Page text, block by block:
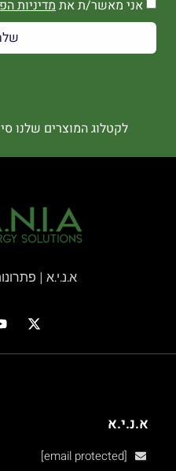
אני מאשר/ת אתמדיניות
לקטלוג המוצרים שלנו
א.נ.י.א |
א.נ.י.א
[email protected]